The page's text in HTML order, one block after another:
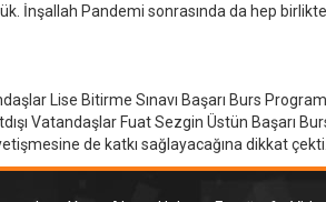
İnşallah Pandemi sonrasında da hep
Lise Bitirme Sınavı Başarı Burs
Vatandaşlar Fuat Sezgin Üstün Başarı
de katkı sağlayacağına dikkat çekti.